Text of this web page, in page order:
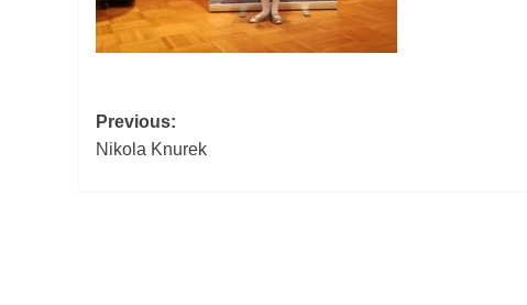
Post
navigation
Previous:
Nikola Knurek